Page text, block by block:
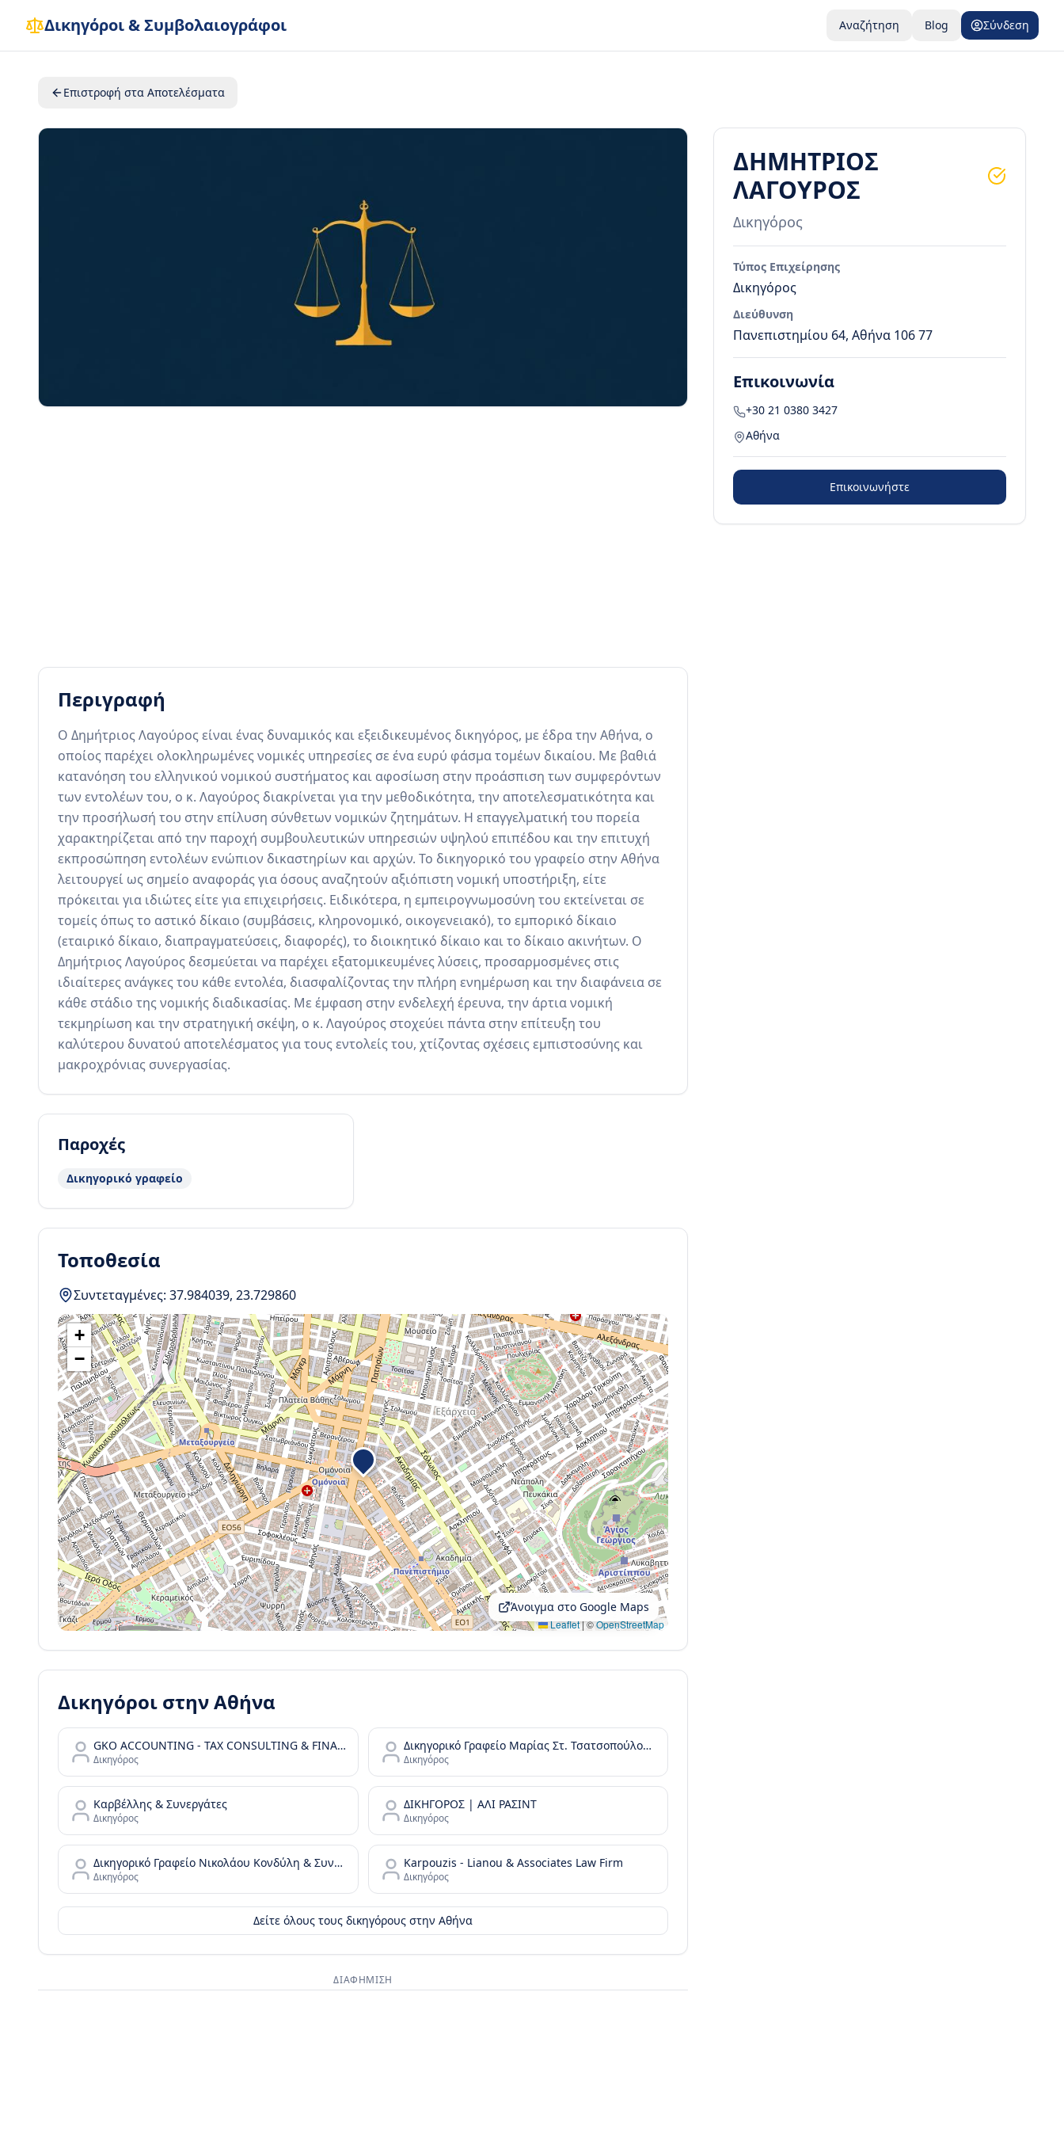
Δικηγόροι & Συμβολαιογράφοι Αναζήτηση Blog Σύνδεση
Επιστροφή στα Αποτελέσματα
Περιγραφή
Ο Δημήτριος Λαγούρος είναι ένας δυναμικός και εξειδικευμένος δικηγόρος, με έδρα την Αθήνα, ο
οποίος παρέχει ολοκληρωμένες νομικές υπηρεσίες σε ένα ευρύ φάσμα τομέων δικαίου. Με βαθιά
κατανόηση του ελληνικού νομικού συστήματος και αφοσίωση στην προάσπιση των συμφερόντων
των εντολέων του, ο κ. Λαγούρος διακρίνεται για την μεθοδικότητα, την αποτελεσματικότητα και
την προσήλωσή του στην επίλυση σύνθετων νομικών ζητημάτων. Η επαγγελματική του πορεία
χαρακτηρίζεται από την παροχή συμβουλευτικών υπηρεσιών υψηλού επιπέδου και την επιτυχή
εκπροσώπηση εντολέων ενώπιον δικαστηρίων και αρχών. Το δικηγορικό του γραφείο στην Αθήνα
λειτουργεί ως σημείο αναφοράς για όσους αναζητούν αξιόπιστη νομική υποστήριξη, είτε
πρόκειται για ιδιώτες είτε για επιχειρήσεις. Ειδικότερα, η εμπειρογνωμοσύνη του εκτείνεται σε
τομείς όπως το αστικό δίκαιο (συμβάσεις, κληρονομικό, οικογενειακό), το εμπορικό δίκαιο
(εταιρικό δίκαιο, διαπραγματεύσεις, διαφορές), το διοικητικό δίκαιο και το δίκαιο ακινήτων. Ο
Δημήτριος Λαγούρος δεσμεύεται να παρέχει εξατομικευμένες λύσεις, προσαρμοσμένες στις
ιδιαίτερες ανάγκες του κάθε εντολέα, διασφαλίζοντας την πλήρη ενημέρωση και την διαφάνεια σε
κάθε στάδιο της νομικής διαδικασίας. Με έμφαση στην ενδελεχή έρευνα, την άρτια νομική
τεκμηρίωση και την στρατηγική σκέψη, ο κ. Λαγούρος στοχεύει πάντα στην επίτευξη του
καλύτερου δυνατού αποτελέσματος για τους εντολείς του, χτίζοντας σχέσεις εμπιστοσύνης και
μακροχρόνιας συνεργασίας.
Παροχές
Δικηγορικό γραφείο
Τοποθεσία
Συντεταγμένες: 37.984039, 23.729860
+
−
Leaflet|©OpenStreetMap
Άνοιγμα στο Google Maps
Δικηγόροι στηνΑθήνα
GKO ACCOUNTING - TAX CONSULTING & FINANCIAL SERVICES
Δικηγόρος
Δικηγορικό Γραφείο Μαρίας Στ. Τσατσοπούλου LAW it/Maria Tsatsopoulou Law office
Δικηγόρος
Καρβέλλης & Συνεργάτες
Δικηγόρος
ΔΙΚΗΓΟΡΟΣ | ΑΛΙ ΡΑΣΙΝΤ
Δικηγόρος
Δικηγορικό Γραφείο Νικολάου Κονδύλη & Συνεργατών - N. Kondylis & Partners Law Office
Δικηγόρος
Karpouzis - Lianou & Associates Law Firm
Δικηγόρος
Δείτε όλους τους δικηγόρους στηνΑθήνα
ΔΙΑΦΉΜΙΣΗ
ΔΗΜΗΤΡΙΟΣ
ΛΑΓΟΥΡΟΣ
Δικηγόρος
Τύπος Επιχείρησης
Δικηγόρος
Διεύθυνση
Πανεπιστημίου 64, Αθήνα 106 77
Επικοινωνία
+30 21 0380 3427
Αθήνα
Επικοινωνήστε